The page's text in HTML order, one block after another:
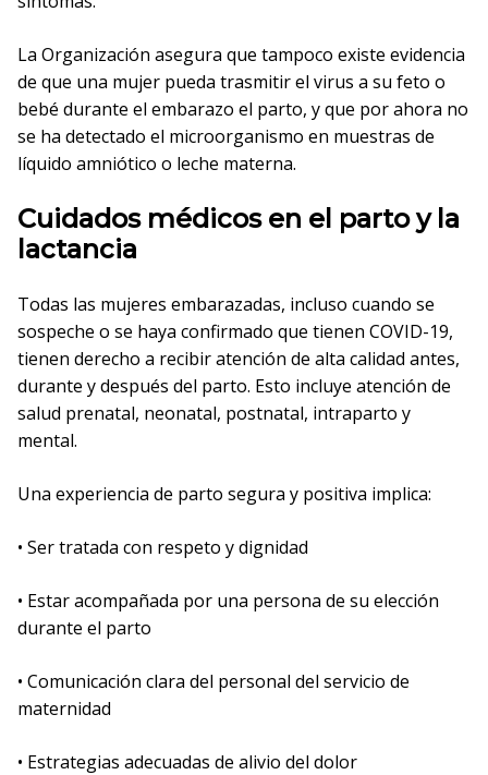
La Organización asegura que tampoco existe evidencia
de que una mujer pueda trasmitir el virus a su feto o
bebé durante el embarazo el parto, y que por ahora no
se ha detectado el microorganismo en muestras de
líquido amniótico o leche materna.
Cuidados médicos en el parto y la
lactancia
Todas las mujeres embarazadas, incluso cuando se
sospeche o se haya confirmado que tienen COVID-19,
tienen derecho a recibir atención de alta calidad antes,
durante y después del parto. Esto incluye atención de
salud prenatal, neonatal, postnatal, intraparto y
mental.
Una experiencia de parto segura y positiva implica:
• Ser tratada con respeto y dignidad
• Estar acompañada por una persona de su elección
durante el parto
• Comunicación clara del personal del servicio de
maternidad
• Estrategias adecuadas de alivio del dolor